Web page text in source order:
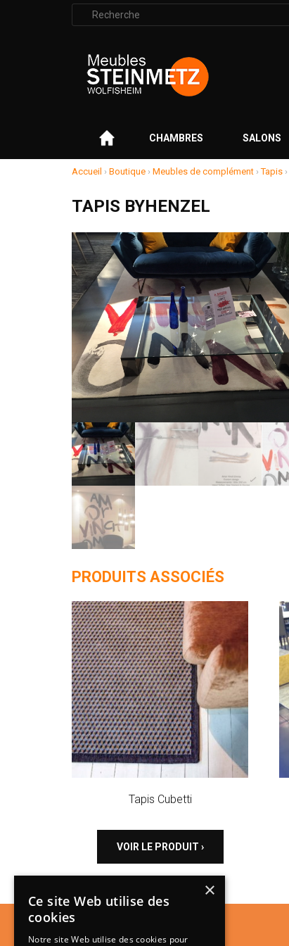
Rechercher
:
CHAMBRES SALONS
Accueil › Boutique › Meubles de complément ›Tapis ›
TAPIS BYHENZEL
PRODUITS ASSOCIÉS
Tapis Cubetti
VOIR LE PRODUIT ›
×
Ce site Web utilise des
cookies
Notre site Web utilise des cookies pour